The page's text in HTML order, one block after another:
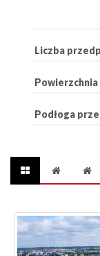
Liczba
Podłoga